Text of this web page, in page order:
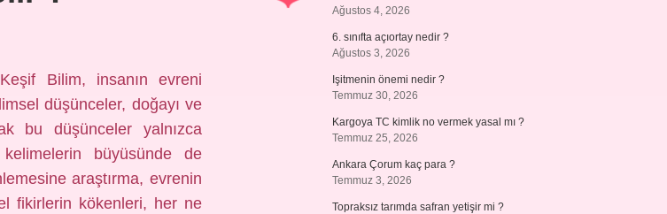
Bilim, insanın evreni
düşünceler, doğayı ve
bu düşünceler yalnızca
büyüsünde de
araştırma, evrenin
fikirlerin kökenleri, her ne
Ağustos 4, 2026
6. sınıfta açıortay nedir ?
Ağustos 3, 2026
Işitmenin önemi nedir ?
Temmuz 30, 2026
Kargoya TC kimlik no vermek yasal mı ?
Temmuz 25, 2026
Ankara Çorum kaç para ?
Temmuz 3, 2026
Topraksız tarımda safran yetişir mi ?